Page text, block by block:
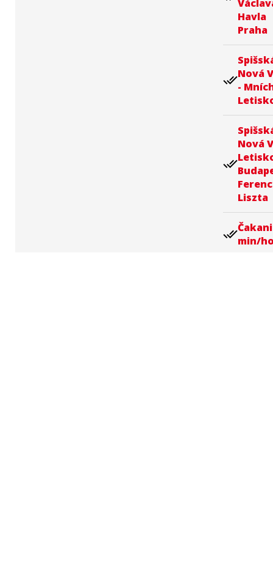
Havla
Praha
done_allNová
-
done_all
Nová
Liszta
done_allmin/